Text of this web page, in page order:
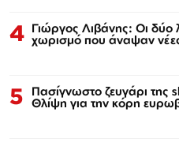
4 Γιώργος Λιβάνης: Οι δύο
χωρισμό που άναψαν
5 Πασίγνωστο ζευγάρι της
Θλίψη για την κόρη